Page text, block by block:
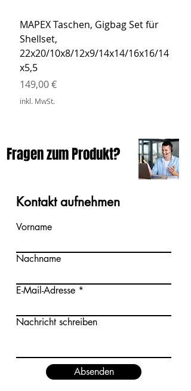
MAPEX Taschen, Gigbag Set für
Shellset,
22x20/10x8/12x9/14x14/16x16/14
x5,5
Preis
149,00 €
inkl. MwSt.
Preis
Fragen zum Produkt?
Kontakt aufnehmen
Vorname
Nachname
E-Mail-Adresse
Nachricht schreiben
Absenden